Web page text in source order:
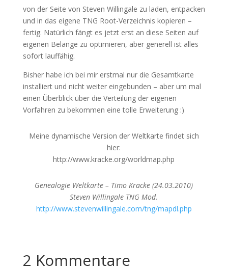
von der Seite von Steven Willingale zu laden, entpacken
und in das eigene TNG Root-Verzeichnis kopieren –
fertig. Natürlich fängt es jetzt erst an diese Seiten auf
eigenen Belange zu optimieren, aber generell ist alles
sofort lauffähig.
Bisher habe ich bei mir erstmal nur die Gesamtkarte
installiert und nicht weiter eingebunden – aber um mal
einen Überblick über die Verteilung der eigenen
Vorfahren zu bekommen eine tolle Erweiterung :)
Meine dynamische Version der Weltkarte findet sich
hier:
http://www.kracke.org/worldmap.php
Genealogie Weltkarte – Timo Kracke (24.03.2010)
Steven Willingale TNG Mod.
http://www.stevenwillingale.com/tng/mapdl.php
2 Kommentare